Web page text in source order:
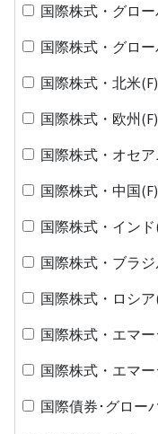
国際株式・グロ
国際株式・グロ
国際株式・北米(F)
国際株式・欧州(F)
国際株式・オセア
国際株式・中国(F)
国際株式・インド
国際株式・ブラジ
国際株式・ロシア
国際株式・エマ
国際株式・エマ
国際債券･グロー